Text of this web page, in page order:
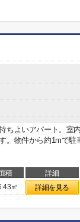
ちよいアパート。室
。物件から約1mで駐
積 詳細
㎡ 詳細を見る